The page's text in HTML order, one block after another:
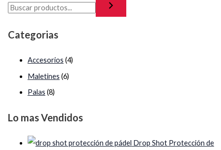
Categorias
Accesorios (4)
Maletines (6)
Palas (8)
Lo mas Vendidos
Drop Shot Protección de